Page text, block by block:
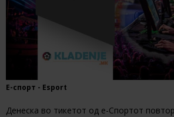
Е-спорт - Esport
Денеска во тикетот од е-Спортот